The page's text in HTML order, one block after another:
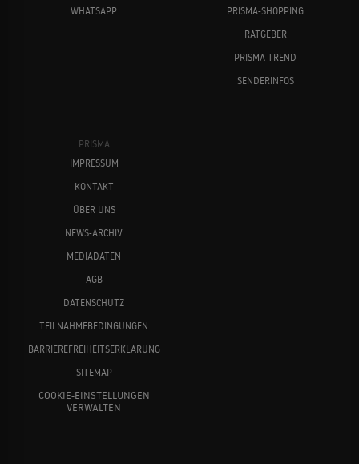
WHATSAPP
PRISMA-SHOPPING
RATGEBER
PRISMA TREND
SENDERINFOS
PRISMA
IMPRESSUM
KONTAKT
ÜBER UNS
NEWS-ARCHIV
MEDIADATEN
AGB
DATENSCHUTZ
TEILNAHMEBEDINGUNGEN
BARRIEREFREIHEITSERKLÄRUNG
SITEMAP
COOKIE-EINSTELLUNGEN
VERWALTEN